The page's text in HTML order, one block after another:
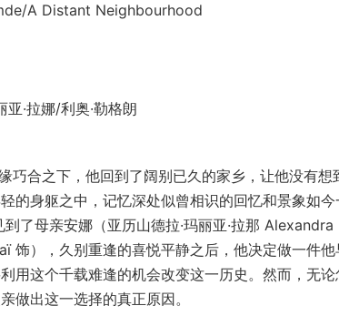
A Distant Neighbourhood
·拉娜/利奥·勒格朗
巧合之下，他回到了阔别已久的家乡，让他没有想
的身躯之中，记忆深处似曾相识的回忆和景象如今
了母亲安娜（亚历山德拉·玛丽亚·拉那 Alexandra
饰），久别重逢的喜悦平静之后，他决定做一件他
用这个千载难逢的机会改变这一历史。然而，无论
做出这一选择的真正原因。